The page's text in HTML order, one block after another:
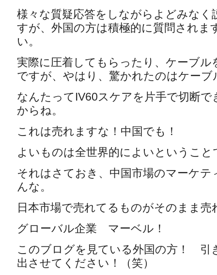
様々な質疑応答をしながらよどみな
すが、外国の方は積極的に質問されま
い。
実際に圧着してもらったり、ケーブ
ですが、やはり、驚かれたのはケーブ
なんたってIV60スケアを片手で切断
からね。
これは売れますな！中国でも！
よいものは全世界的によいということ
それはさておき、中国市場のマーケ
んな。
日本市場で売れてるものがそのまま
グローバル企業 マーベル！
このブログを見ている外国の方！ 引
出させてください！（笑）